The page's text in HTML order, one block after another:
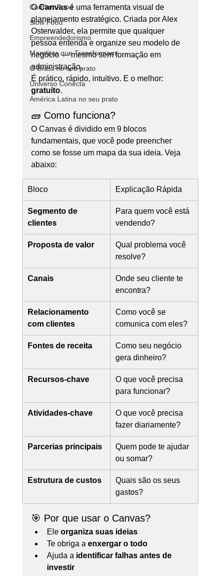
Comfort Food
Slow Food
Empreendedorismo
Marmitas que Transformam
O Brasil no seu prato
Universo Conecta
América Latina no seu prato
O Canvas é uma ferramenta visual de
planejamento estratégico. Criada por Alex
Osterwalder, ela permite que qualquer
pessoa entenda e organize seu modelo de
negócio — mesmo sem formação em
administração.
É prático, rápido, intuitivo. E o melhor:
gratuito.
🧱 Como funciona?
O Canvas é dividido em 9 blocos
fundamentais, que você pode preencher
como se fosse um mapa da sua ideia. Veja
abaixo:
Bloco Explicação Rápida
Segmento de
clientes
Para quem você está
vendendo?
Proposta de valor
Qual problema você
resolve?
Canais
Onde seu cliente te
encontra?
Relacionamento
com clientes
Como você se
comunica com eles?
Fontes de receita
Como seu negócio
gera dinheiro?
Recursos-chave
O que você precisa
para funcionar?
Atividades-chave
O que você precisa
fazer diariamente?
Parcerias principais
Quem pode te ajudar
ou somar?
Estrutura de custos
Quais são os seus
gastos?
🎯 Por que usar o Canvas?
Ele organiza suas ideias
Te obriga a enxergar o todo
Ajuda a identificar falhas antes de
investir